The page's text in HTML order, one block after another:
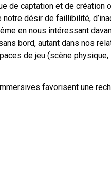
de captation et de création
désir de faillibilité,
en nous intéressant
bord, autant dans nos
de jeu (scène
favorisent une